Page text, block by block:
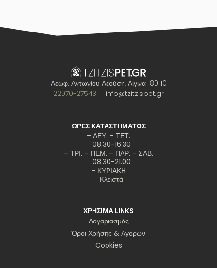
Λεωφ. Αντωνίου Λεούση, Αίγινα 180 10
22970-27543 | info@tzitzispet.gr
ΩΡΕΣ ΚΑΤΑΣΤΗΜΑΤΟΣ
– ΔΕΥ. – ΤΕΤ.
08.30-16.30
– ΤΡΙ. – ΠΕΜ. – ΠΑΡ. – ΣΑΒ.
08.30-21.00
– ΚΥΡΙΑΚΗ
Κλειστά
ΧΡΗΣΙΜΑ LINKS
Λογαριασμός
Όροι Χρήσης & Αγορών
Cookies